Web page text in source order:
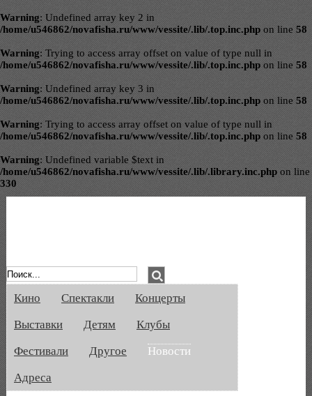
Warning: Undefined array key 2 in
/home/u546862/novafisha.ru/www/vessite/.lib/.top.inc.php on line 58
Warning: Trying to access array offset on value of type null in
/home/u546862/novafisha.ru/www/vessite/.lib/.top.inc.php on line 58
Warning: Undefined array key 3 in
/home/u546862/novafisha.ru/www/vessite/.lib/.top.inc.php on line 58
Warning: Trying to access array offset on value of type null in
/home/u546862/novafisha.ru/www/vessite/.lib/.top.inc.php on line 58
Warning: Undefined variable $text in
/home/u546862/novafisha.ru/www/vessite/.lib/.library.inc.php on line
330
Кино Спектакли
Концерты
Выставки
Детям
Клубы
Фестивали
Другое
Новости
Адреса